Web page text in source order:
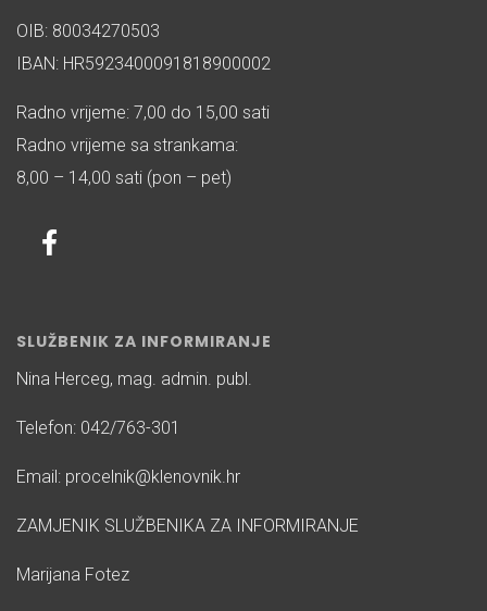
OIB: 80034270503
IBAN: HR5923400091818900002
Radno vrijeme: 7,00 do 15,00 sati
Radno vrijeme sa strankama:
8,00 – 14,00 sati (pon – pet)
SLUŽBENIK ZA INFORMIRANJE
Nina Herceg, mag. admin. publ.
Telefon: 042/763-301
Email: procelnik@klenovnik.hr
ZAMJENIK SLUŽBENIKA ZA INFORMIRANJE
Marijana Fotez